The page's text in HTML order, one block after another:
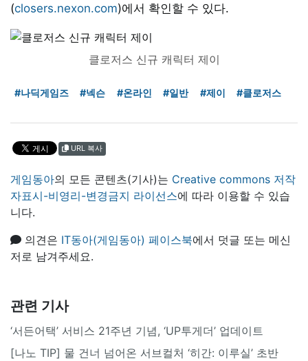
(closers.nexon.com)에서 확인할 수 있다.
클로저스 신규 캐릭터 제이
#나딕게임즈 #넥슨 #온라인 #일반 #제이 #클로저스
URL 복사
게임동아의 모든 콘텐츠(기사)는 Creative commons 저작
자표시-비영리-변경금지 라이선스에 따라 이용할 수 있습
니다.
의견은 IT동아(게임동아) 페이스북에서 덧글 또는 메신
저로 남겨주세요.
관련 기사
‘서든어택’ 서비스 21주년 기념, ‘UP투게더’ 업데이트
[나노 TIP] 물 건너 넘어온 서브컬처 ‘히간: 이루실’ 초반